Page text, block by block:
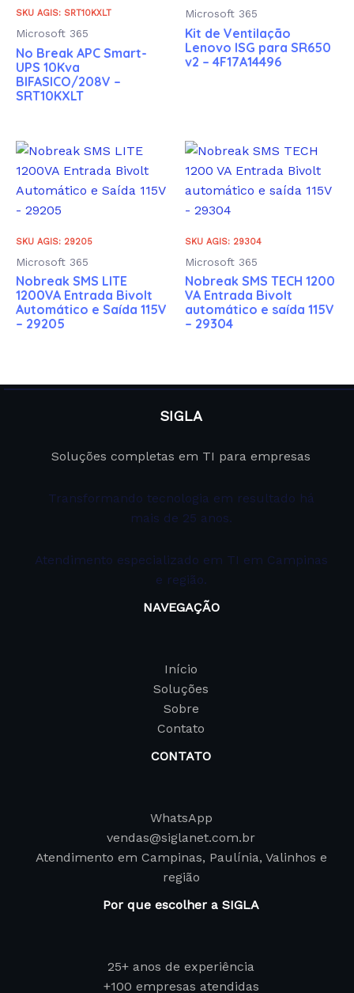
SKU AGIS: SRT10KXLT
Microsoft 365
No Break APC Smart-
UPS 10Kva
BIFASICO/208V –
SRT10KXLT
Microsoft 365
Kit de Ventilação
Lenovo ISG para SR650
v2 – 4F17A14496
SKU AGIS: 29205
Microsoft 365
Nobreak SMS LITE
1200VA Entrada Bivolt
Automático e Saída 115V
– 29205
SKU AGIS: 29304
Microsoft 365
Nobreak SMS TECH 1200
VA Entrada Bivolt
automático e saída 115V
– 29304
SIGLA
Soluções completas em TI para empresas
Transformando tecnologia em resultado há
mais de 25 anos.
Atendimento especializado em TI em Campinas
e região.
NAVEGAÇÃO
Início
Soluções
Sobre
Contato
CONTATO
WhatsApp
vendas@siglanet.com.br
Atendimento em Campinas, Paulínia, Valinhos e
região
Por que escolher a SIGLA
25+ anos de experiência
+100 empresas atendidas